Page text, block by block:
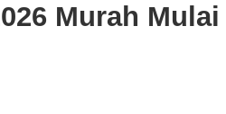
Murah Mulai